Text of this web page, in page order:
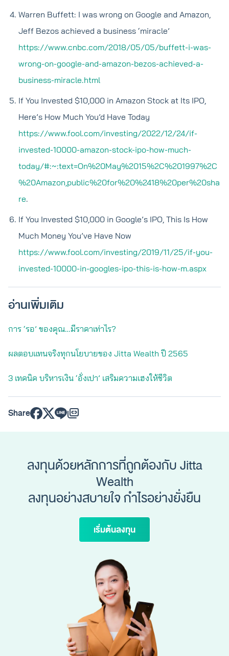
Warren Buffett: I was wrong on Google and Amazon,
Jeff Bezos achieved a business ‘miracle’
https://www.cnbc.com/2018/05/05/buffett-i-was-
wrong-on-google-and-amazon-bezos-achieved-a-
business-miracle.html
If You Invested $10,000 in Amazon Stock at Its IPO,
Here’s How Much You’d Have Today
https://www.fool.com/investing/2022/12/24/if-
invested-10000-amazon-stock-ipo-how-much-
today/#:~:text=On%20May%2015%2C%201997%2C
%20Amazon,public%20for%20%2418%20per%20sha
re.
If You Invested $10,000 in Google’s IPO, This Is How
Much Money You’ve Have Now
https://www.fool.com/investing/2019/11/25/if-you-
invested-10000-in-googles-ipo-this-is-how-m.aspx
อ่านเพิ่มเติม
การ ‘รอ’ ของคุณ…มีราคาเท่าไร?
ผลตอบแทนจริงทุกนโยบายของ Jitta Wealth ปี 2565
3 เทคนิค บริหารเงิน ‘อั่งเปา’ เสริมความเฮงให้ชีวิต
Share
ลงทุนด้วยหลักการที่ถูกต้องกับ Jitta
Wealth
ลงทุนอย่างสบายใจ กำไรอย่างยั่งยืน
เริ่มต้นลงทุน